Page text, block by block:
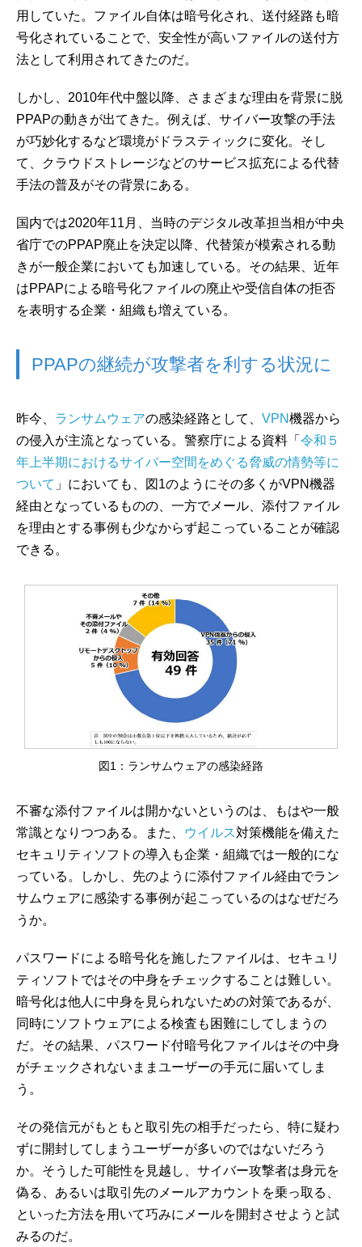
用していた。ファイル自体は暗号化され、送付経路も暗
号化されていることで、安全性が高いファイルの送付方
法として利用されてきたのだ。
しかし、2010年代中盤以降、さまざまな理由を背景に脱
PPAPの動きが出てきた。例えば、サイバー攻撃の手法
が巧妙化するなど環境がドラスティックに変化。そし
て、クラウドストレージなどのサービス拡充による代替
手法の普及がその背景にある。
国内では2020年11月、当時のデジタル改革担当相が中央
省庁でのPPAP廃止を決定以降、代替策が模索される動
きが一般企業においても加速している。その結果、近年
はPPAPによる暗号化ファイルの廃止や受信自体の拒否
を表明する企業・組織も増えている。
PPAPの継続が攻撃者を利する状況に
昨今、 ランサムウェアの感染経路として、 VPN機器から
の侵入が主流となっている。警察庁による資料「 令和５
年上半期におけるサイバー空間をめぐる脅威の情勢等に
ついて 」においても、図1のようにその多くがVPN機器
経由となっているものの、一方でメール、添付ファイル
を理由とする事例も少なからず起こっていることが確認
できる。
図1：ランサムウェアの感染経路
不審な添付ファイルは開かないというのは、もはや一般
常識となりつつある。また、
ウイルス対策機能を備えた
セキュリティソフトの導入も企業・組織では一般的にな
っている。しかし、先のように添付ファイル経由でラン
サムウェアに感染する事例が起こっているのはなぜだろ
うか。
パスワードによる暗号化を施したファイルは、セキュリ
ティソフトではその中身をチェックすることは難しい。
暗号化は他人に中身を見られないための対策であるが、
同時にソフトウェアによる検査も困難にしてしまうの
だ。その結果、パスワード付暗号化ファイルはその中身
がチェックされないままユーザーの手元に届いてしま
う。
その発信元がもともと取引先の相手だったら、特に疑わ
ずに開封してしまうユーザーが多いのではないだろう
か。そうした可能性を見越し、サイバー攻撃者は身元を
偽る、あるいは取引先のメールアカウントを乗っ取る、
といった方法を用いて巧みにメールを開封させようと試
みるのだ。